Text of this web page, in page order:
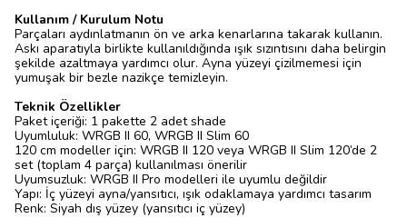
Kullanım / Kurulum Notu
Parçaları aydınlatmanın ön ve arka kenarlarına takarak kullanın.
Askı aparatıyla birlikte kullanıldığında ışık sızıntısını daha belirgin
şekilde azaltmaya yardımcı olur. Ayna yüzeyi çizilmemesi için
yumuşak bir bezle nazikçe temizleyin.
Teknik Özellikler
Paket içeriği: 1 pakette 2 adet shade
Uyumluluk: WRGB II 60, WRGB II Slim 60
120 cm modeller için: WRGB II 120 veya WRGB II Slim 120’de 2
set (toplam 4 parça) kullanılması önerilir
Uyumsuzluk: WRGB II Pro modelleri ile uyumlu değildir
Yapı: İç yüzeyi ayna/yansıtıcı, ışık odaklamaya yardımcı tasarım
Renk: Siyah dış yüzey (yansıtıcı iç yüzey)